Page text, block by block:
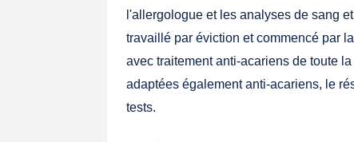
l'allergologue et les analyses de sang
travaillé par éviction et commencé par
avec traitement anti-acariens de toute
adaptées également anti-acariens, le
tests.